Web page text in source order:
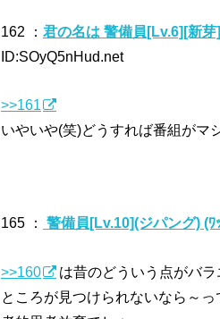
162 ： 君の名は 警備員[Lv.6][新
ID:SOyQ5nHud.net
>>161
いやいや(笑)どうすれば番組がマ
165 ： 警備員[Lv.10](ジパング) (
>>160
は昔のどういう点がバ
ところが見つけられないなら～